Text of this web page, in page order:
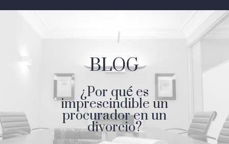
BLOG
¿Por qué es
imprescindible un
procurador en un
divorcio?